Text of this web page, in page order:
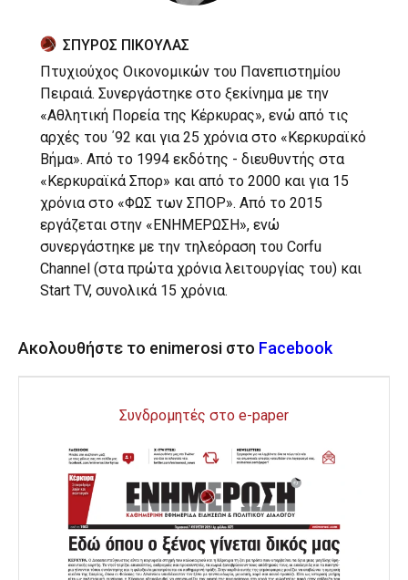
ΣΠΥΡΟΣ ΠΙΚΟΥΛΑΣ
Πτυχιούχος Οικονομικών του Πανεπιστημίου
Πειραιά. Συνεργάστηκε στο ξεκίνημα με την
«Αθλητική Πορεία της Κέρκυρας», ενώ από τις
αρχές του ΄92 και για 25 χρόνια στο «Κερκυραϊκό
Βήμα». Από το 1994 εκδότης - διευθυντής στα
«Κερκυραϊκά Σπορ» και από το 2000 και για 15
χρόνια στο «ΦΩΣ των ΣΠΟΡ». Από το 2015
εργάζεται στην «ΕΝΗΜΕΡΩΣΗ», ενώ
συνεργάστηκε με την τηλεόραση του Corfu
Channel (στα πρώτα χρόνια λειτουργίας του) και
Start TV, συνολικά 15 χρόνια.
Ακολουθήστε το enimerosi στο Facebook
Συνδρομητές στο e-paper